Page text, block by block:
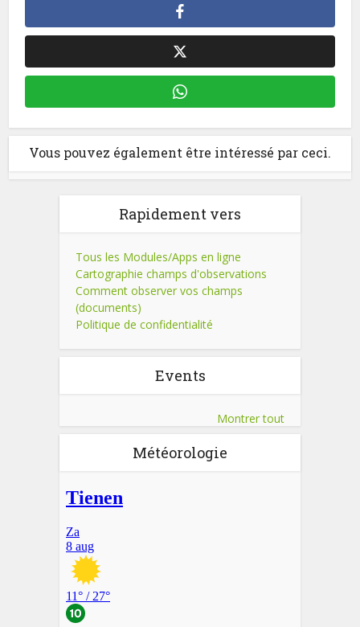
Vous pouvez également être intéressé par ceci.
Rapidement vers
Tous les Modules/Apps en ligne
Cartographie champs d'observations
Comment observer vos champs
(documents)
Politique de confidentialité
Events
Montrer tout
Météorologie